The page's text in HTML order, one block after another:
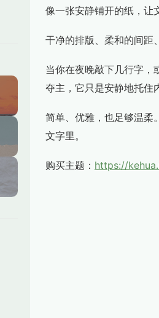
像一张安静铺开的纸，让
干净的排版、柔和的间距
当你在夜晚敲下几行字，
夺主，它只是安静地托住
简单、优雅，也足够温柔
文字里。
购买主题： https://